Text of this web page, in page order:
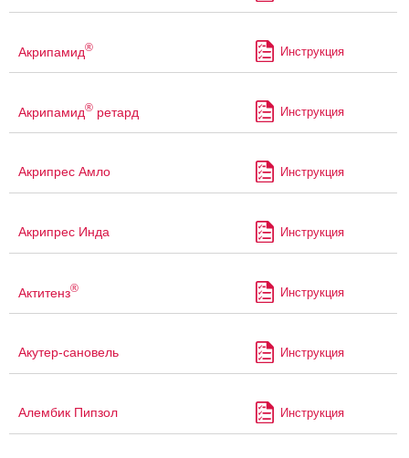
Акрипамид® Инструкция
Акрипамид® ретард Инструкция
Акрипрес Амло Инструкция
Акрипрес Инда Инструкция
Актитенз® Инструкция
Акутер-сановель Инструкция
Алембик Пипзол Инструкция